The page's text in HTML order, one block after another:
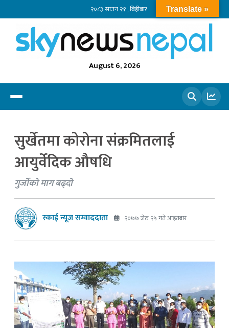
२०८३ साउन २१ , बिहीबार
August 6, 2026
सुर्खेतमा कोरोना संक्रमितलाई
आयुर्वेदिक औषधि
गुर्जोको माग बढ्दो
स्काई न्यूज सम्वाददाता २०७७ जेठ २५ गते आइतबार
Translate »